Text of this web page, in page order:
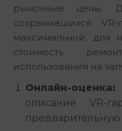
рыночные цены.
сохранившихся
максимальной, для
стоимость
использования на
Онлайн-оценка:
описание VR-
предварительную